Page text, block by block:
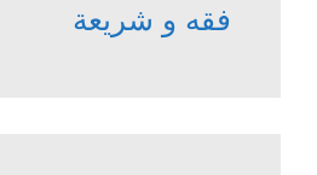
فقه و شريعة